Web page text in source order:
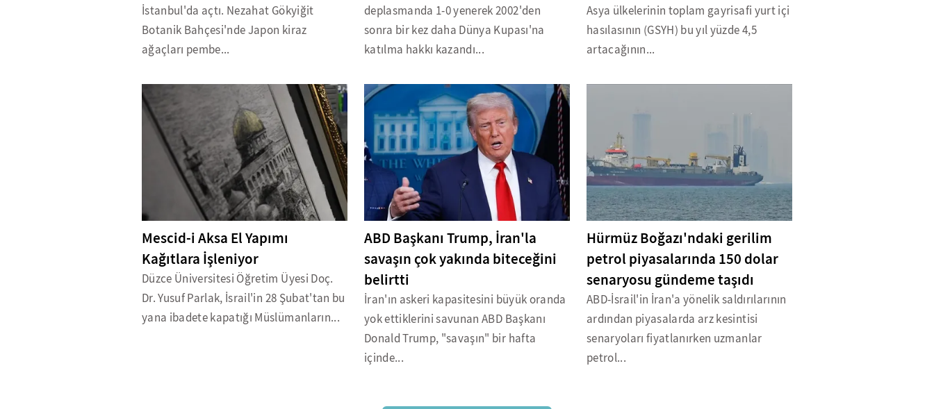
İstanbul'da açtı. Nezahat Gökyiğit
Botanik Bahçesi'nde Japon kiraz
ağaçları pembe...
deplasmanda 1-0 yenerek 2002'den
sonra bir kez daha Dünya Kupası'na
katılma hakkı kazandı...
Asya ülkelerinin toplam gayrisafi yurt içi
hasılasının (GSYH) bu yıl yüzde 4,5
artacağının...
Mescid-i Aksa El Yapımı
Kağıtlara İşleniyor
Düzce Üniversitesi Öğretim Üyesi Doç.
Dr. Yusuf Parlak, İsrail'in 28 Şubat'tan bu
yana ibadete kapatığı Müslümanların...
ABD Başkanı Trump, İran'la
savaşın çok yakında biteceğini
belirtti
İran'ın askeri kapasitesini büyük oranda
yok ettiklerini savunan ABD Başkanı
Donald Trump, "savaşın" bir hafta
içinde...
Hürmüz Boğazı'ndaki gerilim
petrol piyasalarında 150 dolar
senaryosu gündeme taşıdı
ABD-İsrail'in İran'a yönelik saldırılarının
ardından piyasalarda arz kesintisi
senaryoları fiyatlanırken uzmanlar
petrol...